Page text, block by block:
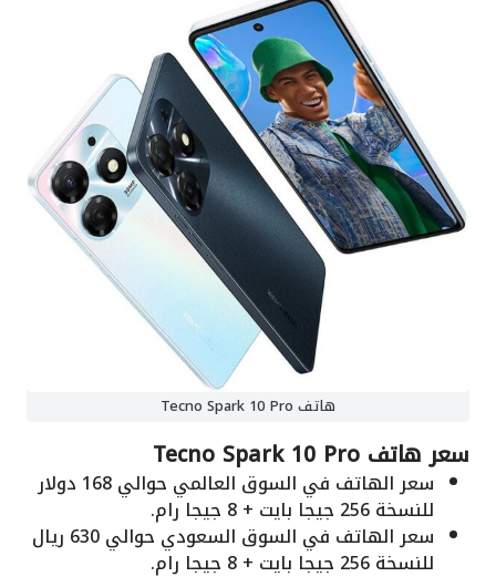
هاتف Tecno Spark 10 Pro
سعر هاتف Tecno Spark 10 Pro
سعر الهاتف في السوق العالمي حوالي 168 دولار
للنسخة 256 جيجا بايت + 8 جيجا رام.
سعر الهاتف في السوق السعودي حوالي 630 ريال
للنسخة 256 جيجا بايت + 8 جيجا رام.